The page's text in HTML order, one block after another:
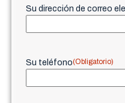
Su dirección de correo
Su teléfono(Obligatorio)